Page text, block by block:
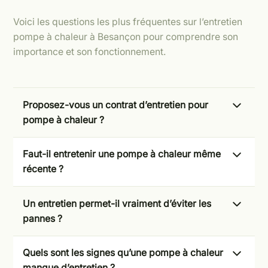
Voici les questions les plus fréquentes sur l’entretien
pompe à chaleur à Besançon pour comprendre son
importance et son fonctionnement.
Proposez-vous un contrat d’entretien pour
pompe à chaleur ?
adaptés à votre installation afin d’assurer un suivi
régulier, une maintenance planifiée et une
intervention rapide en cas de besoin.
Faut-il entretenir une pompe à chaleur même
récente ?
entretenue pour conserver ses performances et
éviter une dégradation prématurée du système.
Un entretien permet-il vraiment d’éviter les
pannes ?
problèmes, de vérifier les composants sensibles
Quels sont les signes qu’une pompe à chaleur